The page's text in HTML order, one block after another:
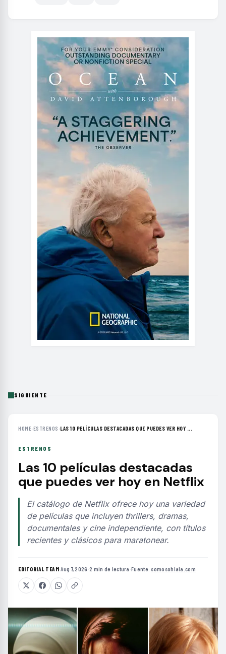
SIGUIENTE
HOME›ESTRENOS ›LAS 10 PELÍCULAS DESTACADAS QUE PUEDES VER HOY ...
ESTRENOS
Las 10 películas destacadas
que puedes ver hoy en Netflix
El catálogo de Netflix ofrece hoy una variedad
de películas que incluyen thrillers, dramas,
documentales y cine independiente, con títulos
recientes y clásicos para maratonear.
EDITORIAL TEAM·Aug 7, 2026 ·2 min de lectura ·Fuente: somosohlala.com